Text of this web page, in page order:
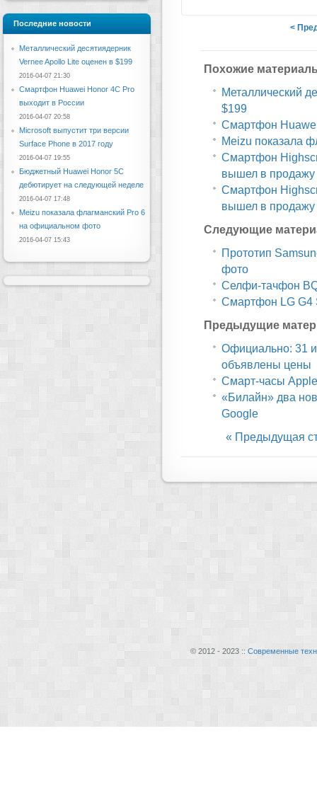
<
Похожие
Металлический
$199
Смартфон
Meizu показала
Смартфон
вышел в продажу
Смартфон
вышел в продажу
Следующие
Прототип
фото
Селфи-тачфон
Смартфон LG G4
Предыдущие
Официально: 31
объявлены цены
Смарт-часы
«Билайн» два
Google
« Предыдущая
Последние новости
Металлический десятиядерник
Vernee Apollo Lite оценен в $199
2016-04-07 21:30
Смартфон Huawei Honor 4C Pro
выходит в России
2016-04-07 20:58
Microsoft выпустит три версии
Surface Phone в 2017 году
2016-04-07 19:55
Бюджетный Huawei Honor 5C
дебютирует на следующей неделе
2016-04-07 17:48
Meizu показала флагманский Pro 6
на официальном фото
2016-04-07 15:43
© 2012 - 2023 :: Современные